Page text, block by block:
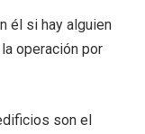
él si hay alguien
operación por
son el